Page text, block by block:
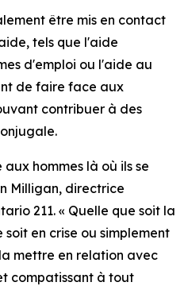
être mis en contact
tels que l'aide
d'emploi ou l'aide au
de faire face aux
contribuer à des
hommes là où ils se
Milligan, directrice
211. « Quelle que soit la
en crise ou simplement
mettre en relation avec
compatissant à tout